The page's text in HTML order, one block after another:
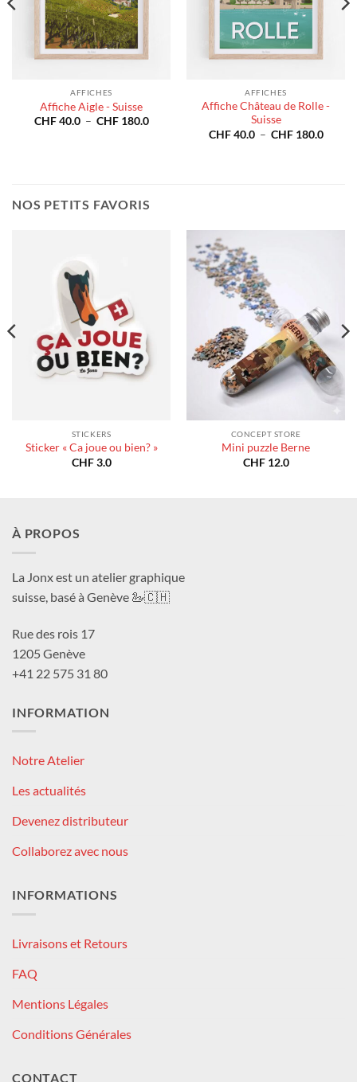
AFFICHES
Affiche Aigle - Suisse
CHF40.0 – CHF180.0Plage
AFFICHES
Affiche Château de Rolle -
Suisse
CHF40.0 – CHF180.0Plage
NOS PETITS FAVORIS
STICKERS
Sticker « Ca joue ou bien? »
CHF3.0
CONCEPT STORE
Mini puzzle Berne
CHF12.0
À PROPOS
La Jonx est un atelier graphique
suisse, basé à Genève 🦢🇨🇭
Rue des rois 17
1205 Genève
+41 22 575 31 80
INFORMATION
Notre Atelier
Les actualités
Devenez distributeur
Collaborez avec nous
INFORMATIONS
Livraisons et Retours
FAQ
Mentions Légales
Conditions Générales
CONTACT